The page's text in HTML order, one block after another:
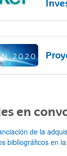
en
de la
bibliográficos en